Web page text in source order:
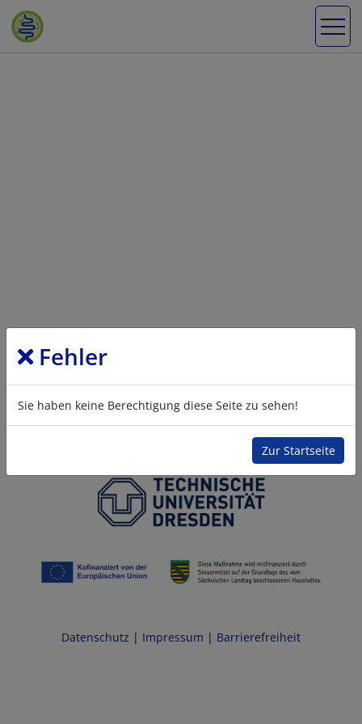
Fehler
Sie haben keine Berechtigung diese Seite zu sehen!
Zur Startseite
Datenschutz | Impressum | Barrierefreiheit